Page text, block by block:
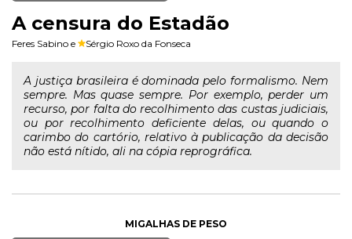
A censura do Estadão
Feres Sabino e Sérgio Roxo da Fonseca
A justiça brasileira é dominada pelo formalismo. Nem
sempre. Mas quase sempre. Por exemplo, perder um
recurso, por falta do recolhimento das custas judiciais,
ou por recolhimento deficiente delas, ou quando o
carimbo do cartório, relativo à publicação da decisão
não está nítido, ali na cópia reprográfica.
MIGALHAS DE PESO